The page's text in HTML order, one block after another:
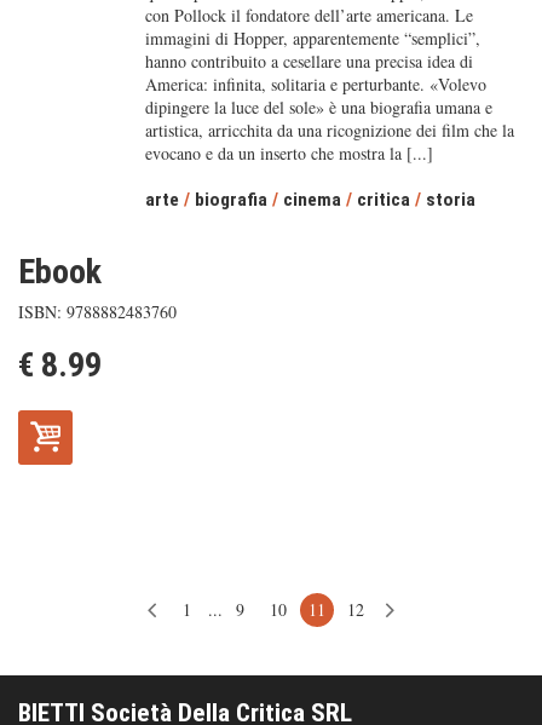
con Pollock il fondatore dell’arte americana. Le
immagini di Hopper, apparentemente “semplici”,
hanno contribuito a cesellare una precisa idea di
America: infinita, solitaria e perturbante. «Volevo
dipingere la luce del sole» è una biografia umana e
artistica, arricchita da una ricognizione dei film che la
evocano e da un inserto che mostra la [...]
arte / biografia / cinema / critica / storia
Ebook
ISBN: 9788882483760
€ 8.99
1 ... 9 10 11 12
BIETTI Società Della Critica SRL